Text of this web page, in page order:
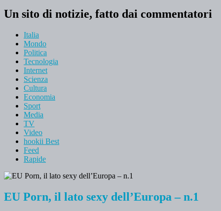
Un sito di notizie, fatto dai commentatori
Italia
Mondo
Politica
Tecnologia
Internet
Scienza
Cultura
Economia
Sport
Media
TV
Video
hookii Best
Feed
Rapide
EU Porn, il lato sexy dell’Europa – n.1